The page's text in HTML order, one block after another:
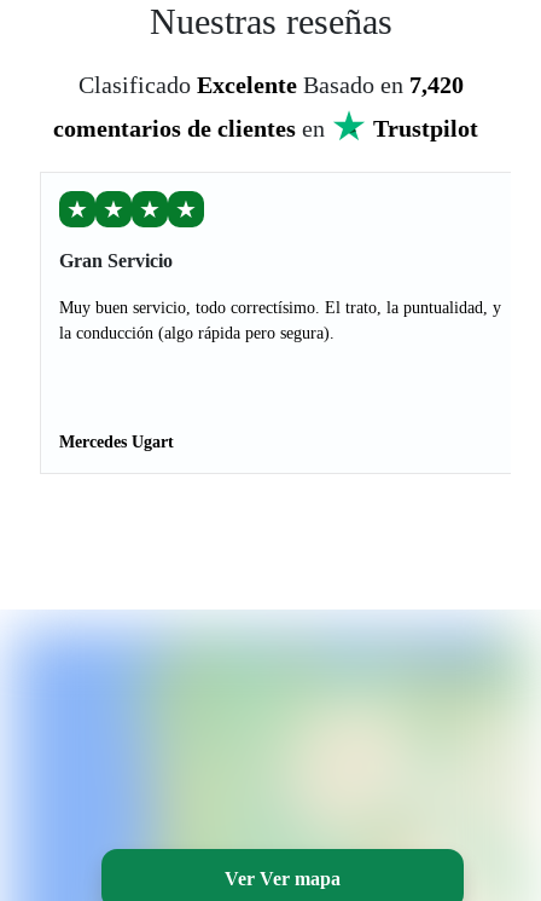
Nuestras reseñas
Clasificado Excelente Basado en 7,420
comentarios de clientes en Trustpilot
★ ★ ★ ★
Gran Servicio
Muy buen servicio, todo correctísimo. El trato, la puntualidad, y
la conducción (algo rápida pero segura).
Mercedes Ugart
Ver Ver mapa